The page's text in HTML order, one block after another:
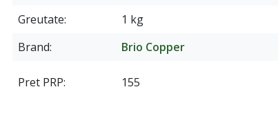
Greutate
1 kg
Brand
Brio Copper
Pret PRP 155